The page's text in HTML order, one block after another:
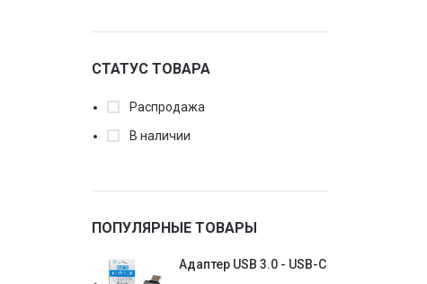
СТАТУС ТОВАРА
Распродажа
В наличии
ПОПУЛЯРНЫЕ ТОВАРЫ
Адаптер USB 3.0 - USB-C